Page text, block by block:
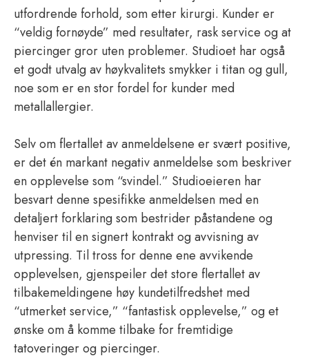
utfordrende forhold, som etter kirurgi. Kunder er
“veldig fornøyde” med resultater, rask service og at
piercinger gror uten problemer. Studioet har også
et godt utvalg av høykvalitets smykker i titan og gull,
noe som er en stor fordel for kunder med
metallallergier.
Selv om flertallet av anmeldelsene er svært positive,
er det én markant negativ anmeldelse som beskriver
en opplevelse som “svindel.” Studioeieren har
besvart denne spesifikke anmeldelsen med en
detaljert forklaring som bestrider påstandene og
henviser til en signert kontrakt og avvisning av
utpressing. Til tross for denne ene avvikende
opplevelsen, gjenspeiler det store flertallet av
tilbakemeldingene høy kundetilfredshet med
“utmerket service,” “fantastisk opplevelse,” og et
ønske om å komme tilbake for fremtidige
tatoveringer og piercinger.